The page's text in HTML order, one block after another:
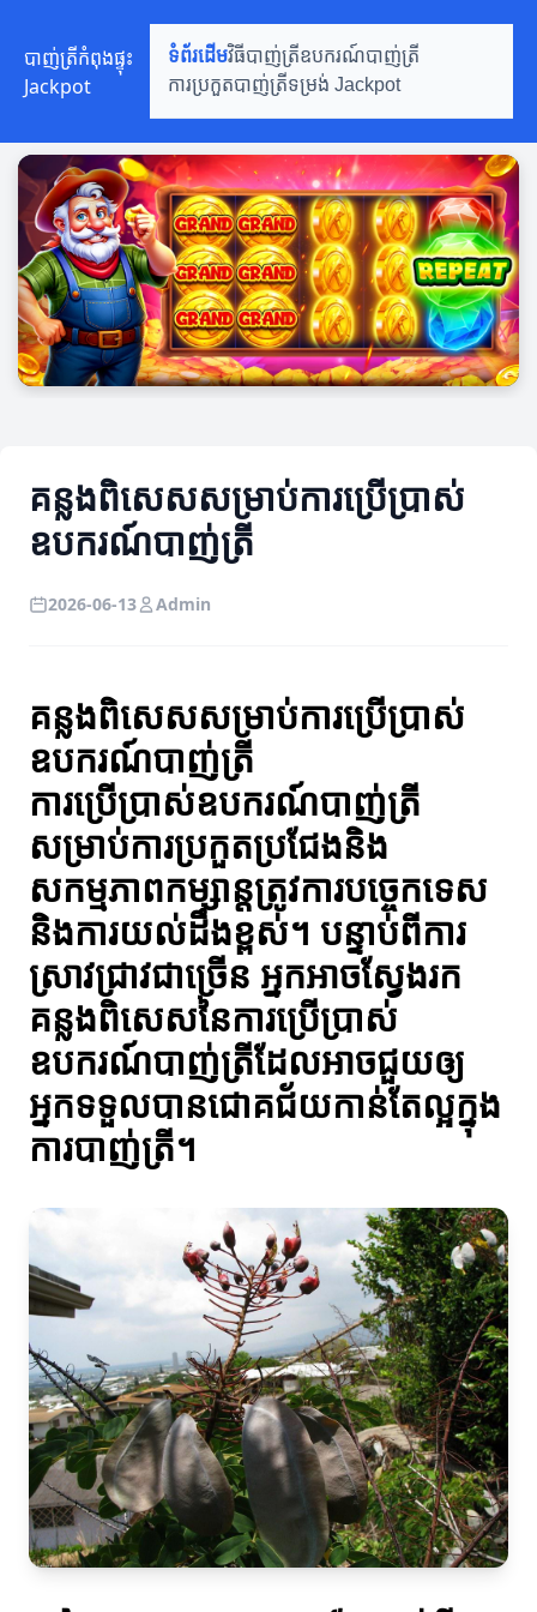
បាញ់ត្រីកំពុងផ្ទុះ
Jackpot
ទំព័រដើមវិធីបាញ់ត្រីឧបករណ៍បាញ់ត្រី
ការប្រកួតបាញ់ត្រីទម្រង់ Jackpot
គន្លងពិសេសសម្រាប់ការប្រើប្រាស់
ឧបករណ៍បាញ់ត្រី
2026-06-13 Admin
គន្លងពិសេសសម្រាប់ការប្រើប្រាស់
ឧបករណ៍បាញ់ត្រី
ការប្រើប្រាស់ឧបករណ៍បាញ់ត្រី
សម្រាប់ការប្រកួតប្រជែងនិង
សកម្មភាពកម្សាន្តត្រូវការបច្ចេកទេស
និងការយល់ដឹងខ្ពស់។ បន្ទាប់ពីការ
ស្រាវជ្រាវជាច្រើន អ្នកអាចស្វែងរក
គន្លងពិសេសនៃការប្រើប្រាស់
ឧបករណ៍បាញ់ត្រីដែលអាចជួយឲ្យ
អ្នកទទួលបានជោគជ័យកាន់តែល្អក្នុង
ការបាញ់ត្រី។